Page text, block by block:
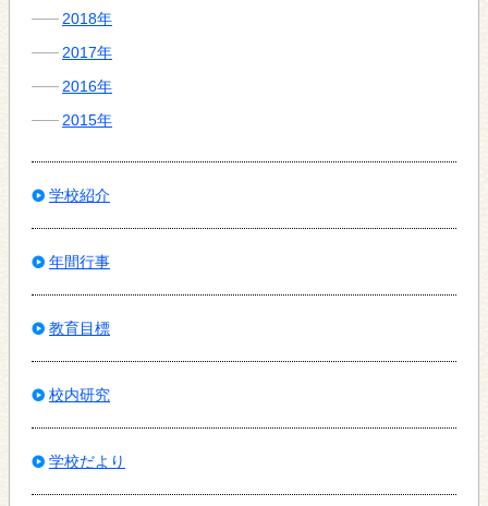
2018年
2017年
2016年
2015年
学校紹介
年間行事
教育目標
校内研究
学校だより